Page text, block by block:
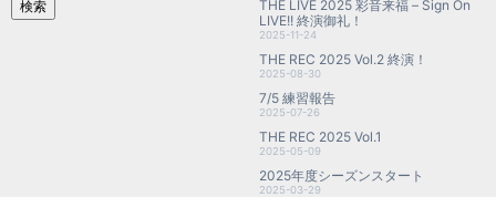
検索
THE LIVE 2025 彩音来福 – Sign On
LIVE!! 終演御礼！
2025-11-24
THE REC 2025 Vol.2 終演！
2025-08-30
7/5 練習報告
2025-07-26
THE REC 2025 Vol.1
2025-05-09
2025年度シーズンスタート
2025-03-29